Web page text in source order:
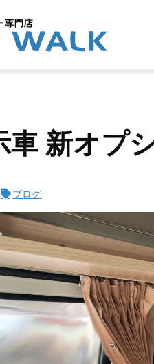
車 新オ
ブログ